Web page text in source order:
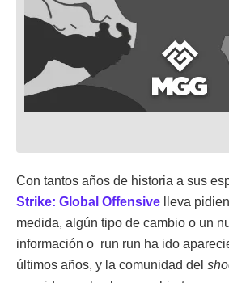
Con tantos años de historia a sus
Strike: Global Offensive lleva
medida, algún tipo de cambio o un
información o run run ha ido
últimos años, y la comunidad del